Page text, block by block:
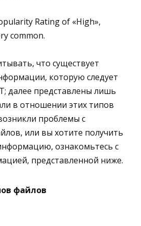
Rating of «High»,
common.
что существует
которую следует
далее представлены лишь
в отношении этих типов
проблемы с
или вы хотите получить
ознакомьтесь с
представленной ниже.
файлов